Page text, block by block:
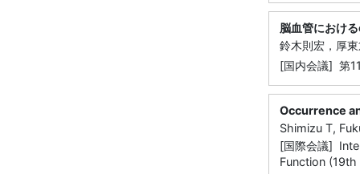
脳血管におけ
鈴木則宏，厚
[国内会議] 第
Occurrence
Shimizu T,
[国際会議]
Function